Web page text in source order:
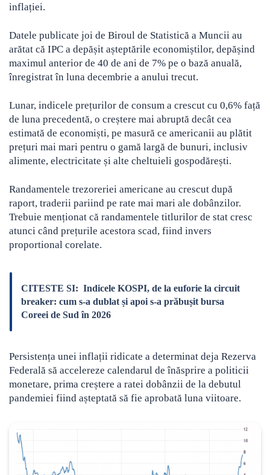
inflației.
Datele publicate joi de Biroul de Statistică a Muncii au
arătat că IPC a depășit așteptările economiștilor, depășind
maximul anterior de 40 de ani de 7% pe o bază anuală,
înregistrat în luna decembrie a anului trecut.
Lunar, indicele prețurilor de consum a crescut cu 0,6% față
de luna precedentă, o creștere mai abruptă decât cea
estimată de economiști, pe masură ce americanii au plătit
prețuri mai mari pentru o gamă largă de bunuri, inclusiv
alimente, electricitate și alte cheltuieli gospodărești.
Randamentele trezoreriei americane au crescut după
raport, traderii pariind pe rate mai mari ale dobânzilor.
Trebuie menționat că randamentele titlurilor de stat cresc
atunci când prețurile acestora scad, fiind invers
proportional corelate.
CITESTE SI: Indicele KOSPI, de la euforie la circuit
breaker: cum s-a dublat și apoi s-a prăbușit bursa
Coreei de Sud în 2026
Persistența unei inflații ridicate a determinat deja Rezerva
Federală să accelereze calendarul de înăsprire a politicii
monetare, prima creștere a ratei dobânzii de la debutul
pandemiei fiind așteptată să fie aprobată luna viitoare.